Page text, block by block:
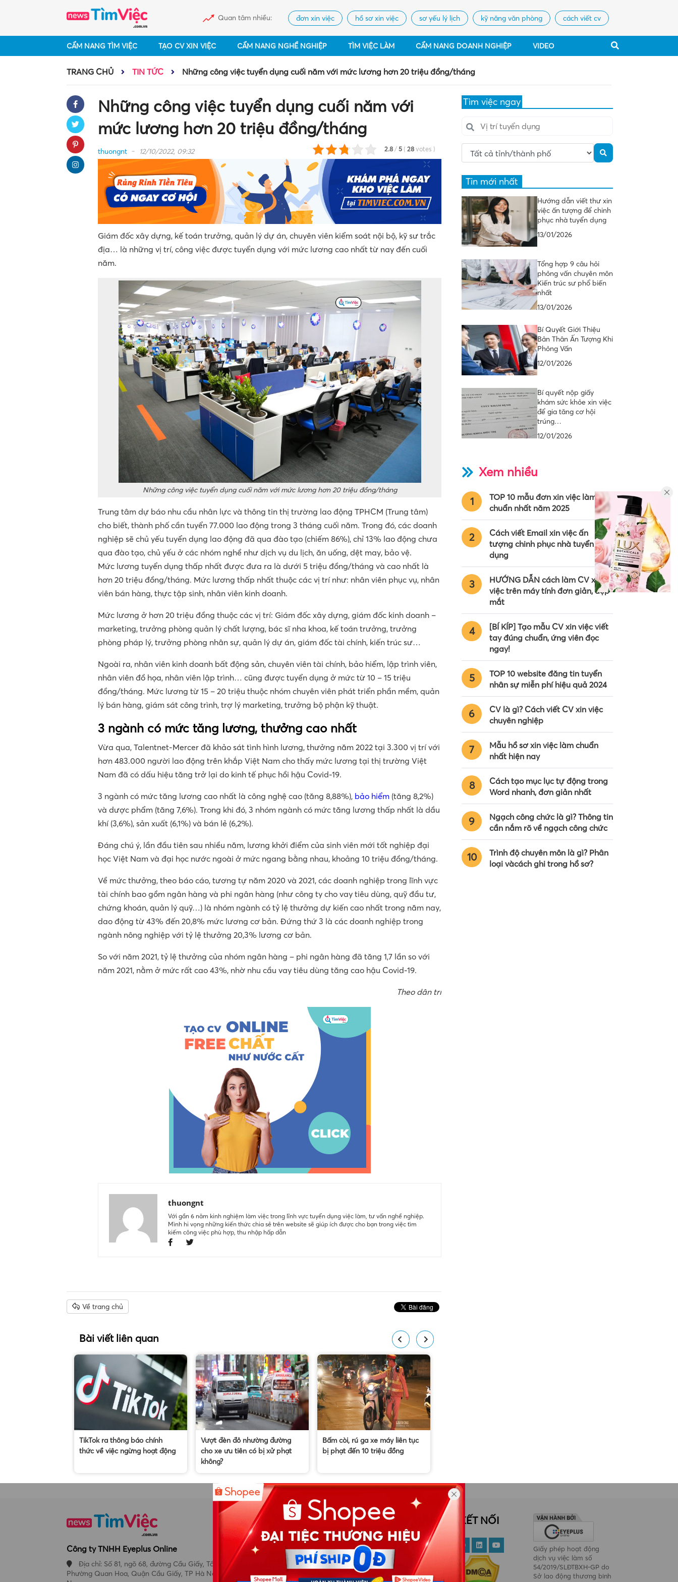
Quan tâm nhiều: đơn xin việc hồ sơ xin việc sơ yếu lý lịch kỹ năng văn phòng cách viết cv
CẨM NANG TÌM VIỆC TẠO CV XIN VIỆC CẨM NANG NGHỀ NGHIỆP TÌM VIỆC LÀM CẨM NANG DOANH NGHIỆP VIDEO
TRANG CHỦ TIN TỨC Những công việc tuyển dụng cuối năm với mức lương hơn 20 triệu đồng/tháng
Những công việc tuyển dụng cuối năm với
mức lương hơn 20 triệu đồng/tháng
2.8 / 5 ( 28 votes )
thuongnt 12/10/2022, 09:32
Giám đốc xây dựng, kế toán trưởng, quản lý dự án, chuyên viên kiểm soát nội bộ, kỹ sư trắc
địa… là những vị trí, công việc được tuyển dụng với mức lương cao nhất từ nay đến cuối
năm.
Những công việc tuyển dụng cuối năm với mức lương hơn 20 triệu đồng/tháng
Trung tâm dự báo nhu cầu nhân lực và thông tin thị trường lao động TPHCM (Trung tâm)
cho biết, thành phố cần tuyển 77.000 lao động trong 3 tháng cuối năm. Trong đó, các doanh
nghiệp sẽ chủ yếu tuyển dụng lao động đã qua đào tạo (chiếm 86%), chỉ 13% lao động chưa
qua đào tạo, chủ yếu ở các nhóm nghề như dịch vụ du lịch, ăn uống, dệt may, bảo vệ.
Mức lương tuyển dụng thấp nhất được đưa ra là dưới 5 triệu đồng/tháng và cao nhất là
hơn 20 triệu đồng/tháng. Mức lương thấp nhất thuộc các vị trí như: nhân viên phục vụ, nhân
viên bán hàng, thực tập sinh, nhân viên kinh doanh.
Mức lương ở hơn 20 triệu đồng thuộc các vị trí: Giám đốc xây dựng, giám đốc kinh doanh –
marketing, trưởng phòng quản lý chất lượng, bác sĩ nha khoa, kế toán trưởng, trưởng
phòng pháp lý, trưởng phòng nhân sự, quản lý dự án, giám đốc tài chính, kiến trúc sư…
Ngoài ra, nhân viên kinh doanh bất động sản, chuyên viên tài chính, bảo hiểm, lập trình viên,
nhân viên đồ họa, nhân viên lập trình… cũng được tuyển dụng ở mức từ 10 – 15 triệu
đồng/tháng. Mức lương từ 15 – 20 triệu thuộc nhóm chuyên viên phát triển phần mềm, quản
lý bán hàng, giám sát công trình, trợ lý marketing, trưởng bộ phận kỹ thuật.
3 ngành có mức tăng lương, thưởng cao nhất
Vừa qua, Talentnet-Mercer đã khảo sát tình hình lương, thưởng năm 2022 tại 3.300 vị trí với
hơn 483.000 người lao động trên khắp Việt Nam cho thấy mức lương tại thị trường Việt
Nam đã có dấu hiệu tăng trở lại do kinh tế phục hồi hậu Covid-19.
3 ngành có mức tăng lương cao nhất là công nghệ cao (tăng 8,88%), bảo hiểm (tăng 8,2%)
và dược phẩm (tăng 7,6%). Trong khi đó, 3 nhóm ngành có mức tăng lương thấp nhất là dầu
khí (3,6%), sản xuất (6,1%) và bán lẻ (6,2%).
Đáng chú ý, lần đầu tiên sau nhiều năm, lương khởi điểm của sinh viên mới tốt nghiệp đại
học Việt Nam và đại học nước ngoài ở mức ngang bằng nhau, khoảng 10 triệu đồng/tháng.
Về mức thưởng, theo báo cáo, tương tự năm 2020 và 2021, các doanh nghiệp trong lĩnh vực
tài chính bao gồm ngân hàng và phi ngân hàng (như công ty cho vay tiêu dùng, quỹ đầu tư,
chứng khoán, quản lý quỹ…) là nhóm ngành có tỷ lệ thưởng dự kiến cao nhất trong năm nay,
dao động từ 43% đến 20,8% mức lương cơ bản. Đứng thứ 3 là các doanh nghiệp trong
ngành nông nghiệp với tỷ lệ thưởng 20,3% lương cơ bản.
So với năm 2021, tỷ lệ thưởng của nhóm ngân hàng – phi ngân hàng đã tăng 1,7 lần so với
năm 2021, nằm ở mức rất cao 43%, nhờ nhu cầu vay tiêu dùng tăng cao hậu Covid-19.
Theo dân trí
thuongnt
Với gần 6 năm kinh nghiệm làm việc trong lĩnh vực tuyển dụng việc làm, tư vấn nghề nghiệp.
Mình hi vọng những kiến thức chia sẻ trên website sẽ giúp ích được cho bạn trong việc tìm
kiếm công việc phù hợp, thu nhập hấp dẫn
Về trang chủ
Bài viết liên quan
TikTok ra thông báo chính
thức về việc ngừng hoạt động
Vượt đèn đỏ nhường đường
cho xe ưu tiên có bị xử phạt
không?
Bấm còi, rú ga xe máy liên tục
bị phạt đến 10 triệu đồng
hạn khoản vay
Tìm việc ngay
Tin mới nhất
Hướng dẫn viết thư xin
việc ấn tượng để chinh
phục nhà tuyển dụng
13/01/2026
Tổng hợp 9 câu hỏi
phỏng vấn chuyên môn
Kiến trúc sư phổ biến
nhất
13/01/2026
Bí Quyết Giới Thiệu
Bản Thân Ấn Tượng Khi
Phỏng Vấn
12/01/2026
Bí quyết nộp giấy
khám sức khỏe xin việc
để gia tăng cơ hội
trúng…
12/01/2026
Xem nhiều
1
TOP 10 mẫu đơn xin việc làm
chuẩn nhất năm 2025
2
Cách viết Email xin việc ấn
tượng chinh phục nhà tuyển
dụng
3
HƯỚNG DẪN cách làm CV xin
việc trên máy tính đơn giản, đẹp
mắt
4
[BÍ KÍP] Tạo mẫu CV xin việc viết
tay đúng chuẩn, ứng viên đọc
ngay!
5
TOP 10 website đăng tin tuyển
nhân sự miễn phí hiệu quả 2024
6
CV là gì? Cách viết CV xin việc
chuyên nghiệp
7
Mẫu hồ sơ xin việc làm chuẩn
nhất hiện nay
8
Cách tạo mục lục tự động trong
Word nhanh, đơn giản nhất
9
Ngạch công chức là gì? Thông tin
cần nắm rõ về ngạch công chức
10
Trình độ chuyên môn là gì? Phân
loại vàcách ghi trong hồ sơ?
Công ty TNHH Eyeplus Online
Địa chỉ: Số 81, ngõ 68, đường Cầu Giấy, Tổ 05,
Phường Quan Hoa, Quận Cầu Giấy, TP Hà Nội, Việt
VỀ CHÚNG TÔI
News.timviec.com.vn là website cung cấp thông tin
liên quan đến nhân sự, nghề nghiệp do
Timviec.com.vn vận hành nhằm giúp doanh nghiệp,
nhân sự tuyển dụng, người đi làm, người tìm việc cập
KẾT NỐI
Giấy phép hoạt động
dịch vụ việc làm số
54/2019/SLĐTBXH-GP do
Sở lao động thương binh